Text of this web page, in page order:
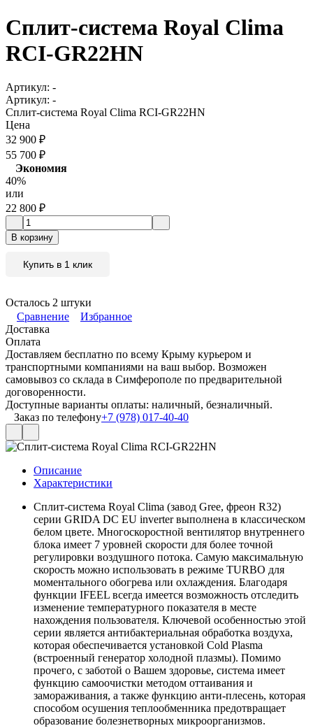
Сплит-система Royal Clima
RCI-GR22HN
Артикул: -
Артикул: -
Сплит-система Royal Clima RCI-GR22HN
Цена
32 900 ₽
55 700 ₽
Экономия
40%
или
22 800 ₽
В корзину
Купить в 1 клик
Осталось 2 штуки
Сравнение
Избранное
Доставка
Оплата
Доставляем бесплатно по всему Крыму курьером и
транспортными компаниями на ваш выбор. Возможен
самовывоз со склада в Симферополе по предварительной
договоренности.
Доступные варианты оплаты: наличный, безналичный.
Заказ по телефону+7 (978) 017-40-40
Описание
Характеристики
Сплит-система Royal Clima (завод Gree, фреон R32)
серии GRIDA DC EU inverter выполнена в классическом
белом цвете. Многоскоростной вентилятор внутреннего
блока имеет 7 уровней скорости для более точной
регулировки воздушного потока. Самую максимальную
скорость можно использовать в режиме TURBO для
моментального обогрева или охлаждения. Благодаря
функции IFEEL всегда имеется возможность отследить
изменение температурного показателя в месте
нахождения пользователя. Ключевой особенностью этой
серии является антибактериальная обработка воздуха,
которая обеспечивается установкой Cold Plasma
(встроенный генератор холодной плазмы). Помимо
прочего, с заботой о Вашем здоровье, система имеет
функцию самоочистки методом оттаивания и
замораживания, а также функцию анти-плесень, которая
способом осушения теплообменника предотвращает
образование болезнетворных микроорганизмов.